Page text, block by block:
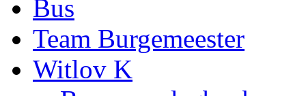
Bus
Team Burgemeester
Witlov K